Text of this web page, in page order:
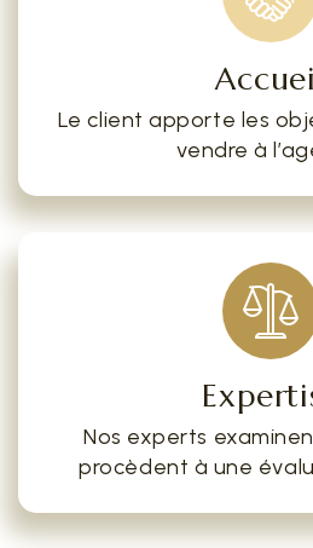
Le client apporte les
vendre à
Nos experts
procèdent à une